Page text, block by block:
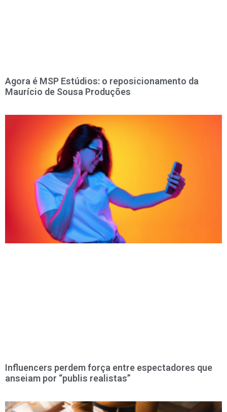
Agora é MSP Estúdios: o reposicionamento da
Maurício de Sousa Produções
Influencers perdem força entre espectadores que
anseiam por “publis realistas”